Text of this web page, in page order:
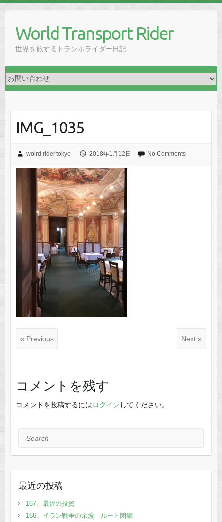
contentWorld Transport Rider
世界を旅するトランポライダー日記
IMG_1035
wolrd rider tokyo 2018年1月12日 No Comments
« Previous Next »
コメントを残す
コメントを投稿するにはログイン してください。
Search
最近の投稿
167、最近の投資
166、イラン戦争の余波 ルート閉鎖